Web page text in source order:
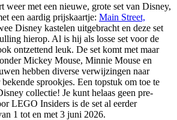
met een nieuwe, grote set van Disney,
een aardig prijskaartje: Main Street,
Disney kastelen uitgebracht en deze set
hierop. Al is hij als losse set voor de
ontzettend leuk. De set komt met maar
Mickey Mouse, Minnie Mouse en
hebben diverse verwijzingen naar
sprookjes. Een topstuk om toe te
collectie! Je kunt helaas geen pre-
LEGO Insiders is de set al eerder
1 tot en met 3 juni 2026.